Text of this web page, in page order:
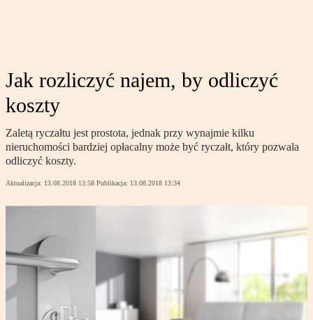
Jak rozliczyć najem, by odliczyć
koszty
Zaletą ryczałtu jest prostota, jednak przy wynajmie kilku
nieruchomości bardziej opłacalny może być ryczałt, który pozwala
odliczyć koszty.
Aktualizacja: 13.08.2018 13:58 Publikacja: 13.08.2018 13:34